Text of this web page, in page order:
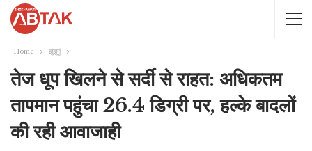
Home झुंझुनूं
तेज धूप खिलने से सर्दी से राहत: अधिकतम
तापमान पहुंचा 26.4 डिग्री पर, हल्के बादलों
की रही आवाजाही